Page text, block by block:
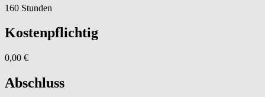
160 Stunden
Kostenpflichtig
0,00 €
Abschluss